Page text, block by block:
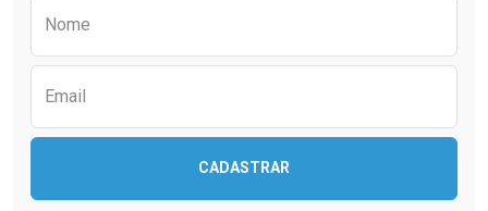
Nome
Email
CADASTRAR